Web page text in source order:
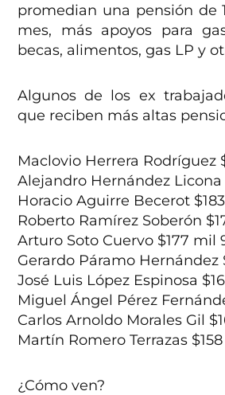
promedian una pensión de
mes, más apoyos para
becas, alimentos, gas LP y
Algunos de los ex
que reciben más altas
Maclovio Herrera Rodríguez
Alejandro Hernández Licona
Horacio Aguirre Becerot
Roberto Ramírez Soberón
Arturo Soto Cuervo $177 mil
Gerardo Páramo Hernández
José Luis López Espinosa
Miguel Ángel Pérez
Carlos Arnoldo Morales Gil
Martín Romero Terrazas
¿Cómo ven?